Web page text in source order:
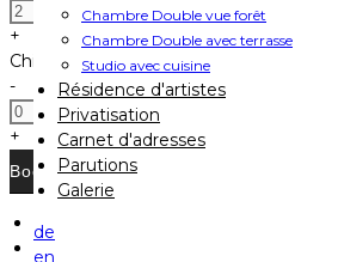
Chambre Double vue forêt
Chambre Double avec terrasse
Studio avec cuisine
Résidence d'artistes
Privatisation
Carnet d'adresses
Parutions
Galerie
de
en
+
Children
-
+